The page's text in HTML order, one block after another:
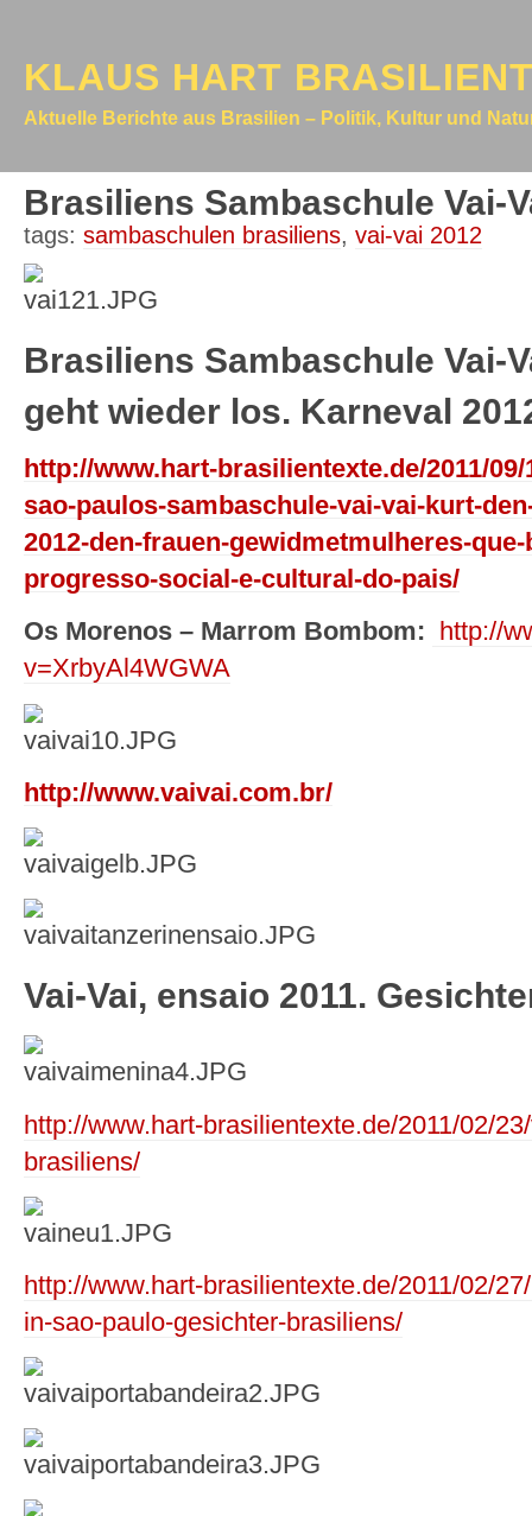
KLAUS HART
Aktuelle Berichte aus Brasilien – Politik, Kultur und
Brasiliens Sambaschule Vai-
tags: sambaschulen brasiliens, vai-vai 2012
Brasiliens Sambaschule Vai-
geht wieder los. Karneval
http://www.hart-brasilientexte.de/2011/
sao-paulos-sambaschule-vai-vai-kurt-
2012-den-frauen-gewidmetmulheres-
progresso-social-e-cultural-do-pais/
Os Morenos – Marrom Bombom:
http://
v=XrbyAl4WGWA
http://www.vaivai.com.br/
Vai-Vai, ensaio 2011.
http://www.hart-brasilientexte.de/2011/02/
brasiliens/
http://www.hart-brasilientexte.de/2011/02/
in-sao-paulo-gesichter-brasiliens/